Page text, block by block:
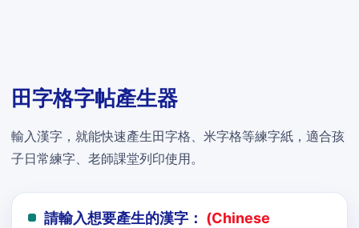
田字格字帖產生器
輸入漢字，就能快速產生田字格、米字格等練字紙，適合孩
子日常練字、老師課堂列印使用。
請輸入想要產生的漢字： (Chinese